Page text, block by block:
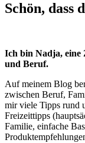
Schön, dass
Ich bin Nadja, eine
und Beruf.
Auf meinem Blog
zwischen Beruf,
mir viele Tipps rund
Freizeittipps
Familie, einfache